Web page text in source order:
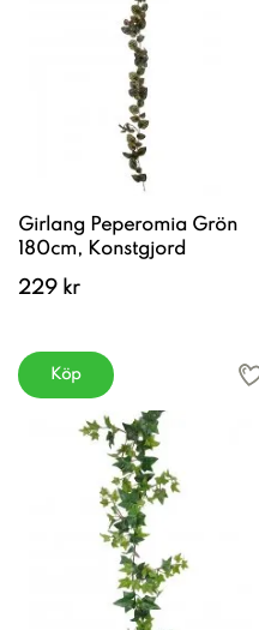
Girlang Peperomia Grön
180cm, Konstgjord
229 kr
Köp